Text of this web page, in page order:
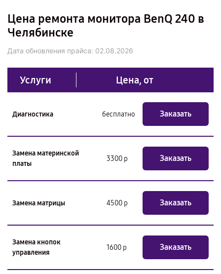
Цена ремонта монитора BenQ 240 в
Челябинске
Дата обновления прайса: 02.08.2026
Услуги Цена, от
Диагностика бесплатно Заказать
Замена материнской
платы
3300 р Заказать
Замена матрицы 4500 р Заказать
Замена кнопок
управления
1600 р Заказать